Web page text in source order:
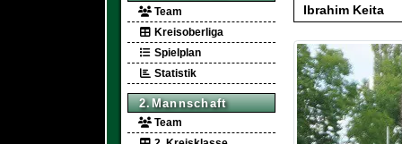
Team
Kreisoberliga
Spielplan
Statistik
2.Mannschaft
Team
Ibrahim Keita